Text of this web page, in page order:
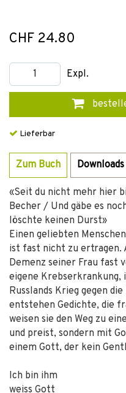
CHF 24.80
Expl.
Lieferbar
Zum Buch Downloads
«Seit du nicht mehr hier
Becher / Und gäbe es
löschte keinen Durst»
Einen geliebten
ist fast nicht zu ertragen.
Demenz seiner Frau fast
eigene
Russlands Krieg gegen
entstehen Gedichte, die
weisen sie den Weg zu
und preist, sondern mit
einem Gott, der kein
Ich bin ihm
weiss Gott